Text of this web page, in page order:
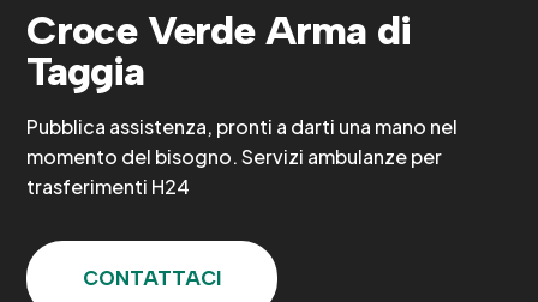
Croce Verde Arma di
Taggia
Pubblica assistenza, pronti a darti una mano nel
momento del bisogno. Servizi ambulanze per
trasferimenti H24
CONTATTACI